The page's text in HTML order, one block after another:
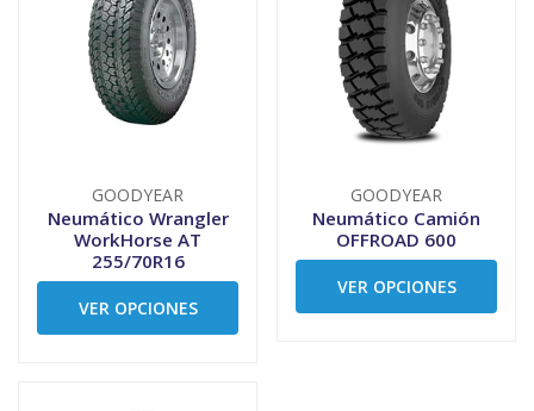
GOODYEAR
Neumático Wrangler
WorkHorse AT
255/70R16
VER OPCIONES
GOODYEAR
Neumático Camión
OFFROAD 600
VER OPCIONES